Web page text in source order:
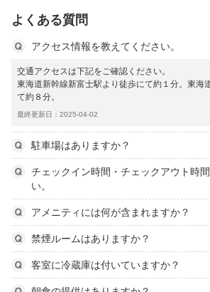
よくある質問
アクセス情報を教えてください。
交通アクセスは下記をご確認ください。
東海道新幹線新富士駅より徒歩にて約１分。東海
て約８分。
最終更新日：2025-04-02
駐車場はありますか？
チェックイン時間・チェックアウト時
い。
アメニティには何が含まれますか？
禁煙ルームはありますか？
客室に冷蔵庫は付いていますか？